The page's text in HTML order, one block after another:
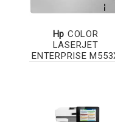
Hp COLOR
LASERJET
ENTERPRISE